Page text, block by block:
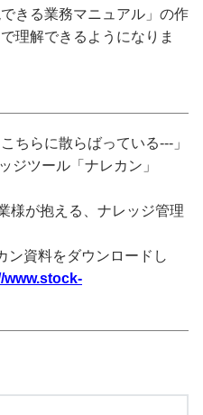
きる業務マニュアル」の作
理解できるようになりま
ちらに散らばっている---」
ジツール「ナレカン」
様が抱える、ナレッジ管理
ン資料をダウンロードし
www.stock-